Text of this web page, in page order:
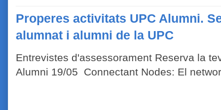
Properes activitats UPC Alumni.
alumnat i alumni de la UPC
Entrevistes d'assessorament Reserva la
Alumni 19/05 Connectant Nodes: El